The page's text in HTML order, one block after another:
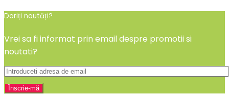
Doriți noutăți?
Vrei sa fi informat prin email despre promotii si
noutati?